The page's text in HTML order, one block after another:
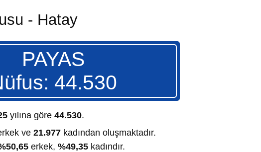
- Hatay
PAYAS
44.530
yılına göre 44.530.
ve 21.977 kadından oluşmaktadır.
erkek, %49,35 kadındır.